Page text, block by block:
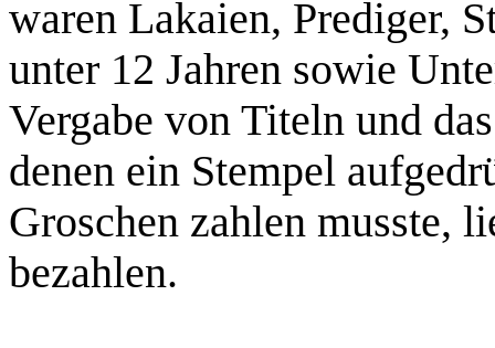
waren Lakaien, Prediger,
unter 12 Jahren sowie
Vergabe von Titeln und
denen ein Stempel
Groschen zahlen musste,
bezahlen.